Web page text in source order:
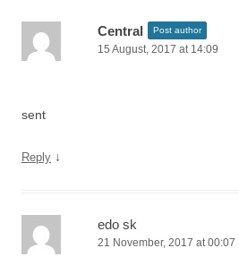
Central Post author
15 August, 2017 at 14:09
sent
Reply ↓
edo sk
21 November, 2017 at 00:07